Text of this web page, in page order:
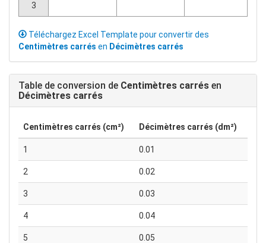
3
Téléchargez Excel Template pour convertir des
Centimètres carrés en Décimètres carrés
Table de conversion de Centimètres carrés en
Décimètres carrés
Centimètres carrés (cm²) Décimètres carrés (dm²)
1 0.01
2 0.02
3 0.03
4 0.04
5 0.05